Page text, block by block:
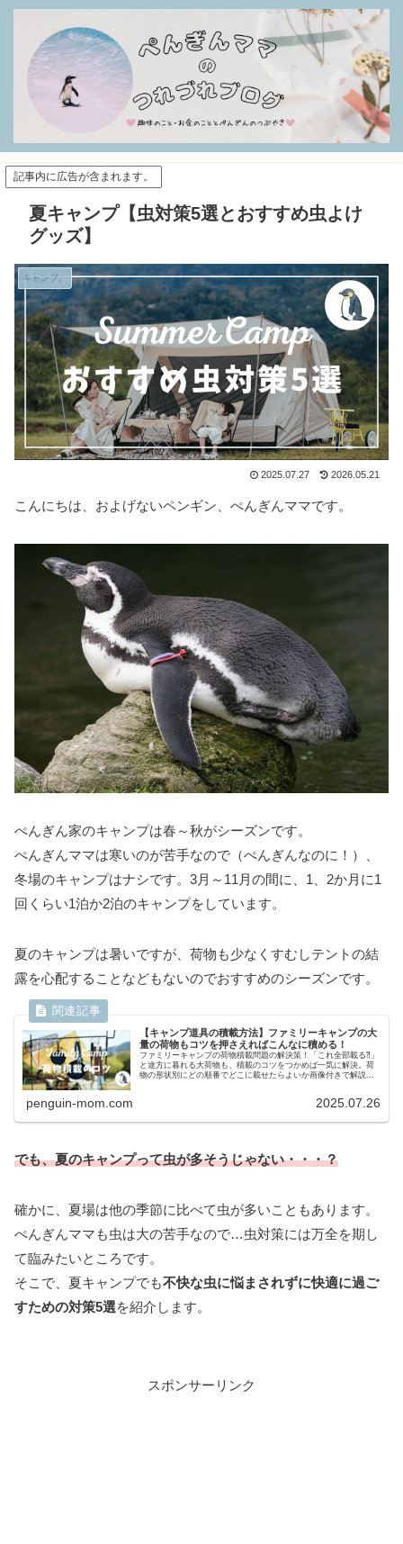
記事内に広告が含まれます。
夏キャンプ【虫対策5選とおすすめ虫よけ
グッズ】
キャンプ。
2025.07.27 2026.05.21
こんにちは、およげないペンギン、ぺんぎんママです。
ぺんぎん家のキャンプは春～秋がシーズンです。
ぺんぎんママは寒いのが苦手なので（ぺんぎんなのに！）、
冬場のキャンプはナシです。3月～11月の間に、1、2か月に1
回くらい1泊か2泊のキャンプをしています。
夏のキャンプは暑いですが、荷物も少なくすむしテントの結
露を心配することなどもないのでおすすめのシーズンです。
【キャンプ道具の積載方法】ファミリーキャンプの大
量の荷物もコツを押さえればこんなに積める！
ファミリーキャンプの荷物積載問題の解決策！「これ全部載る⁈」
と途方に暮れる大荷物も、積載のコツをつかめば一気に解決。荷
物の形状別にどの順番でどこに載せたらよいか画像付きで解説し
penguin-mom.com 2025.07.26
でも、夏のキャンプって虫が多そうじゃない・・・？
確かに、夏場は他の季節に比べて虫が多いこともあります。
ぺんぎんママも虫は大の苦手なので…虫対策には万全を期し
て臨みたいところです。
そこで、夏キャンプでも不快な虫に悩まされずに快適に過ご
すための対策5選を紹介します。
スポンサーリンク